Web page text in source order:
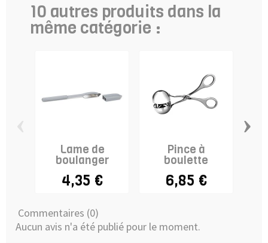
10 autres produits dans la
même catégorie :
Lame de
boulanger
4,35 €
Pince à
boulette
6,85 €
›
Commentaires (0)
Aucun avis n'a été publié pour le moment.